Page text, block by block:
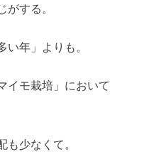
がする。
い年」よりも。
イモ栽培」において
も少なくて。